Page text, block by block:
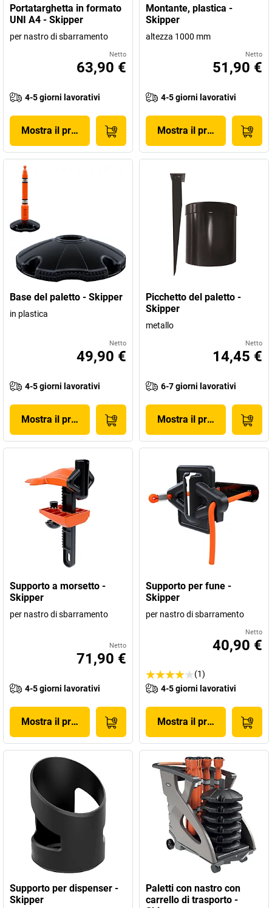
Portatarghetta in formato
UNI A4 - Skipper
per nastro di sbarramento
Netto
63,90 €
4-5 giorni lavorativi
Mostra il prodotto
Montante, plastica -
Skipper
altezza 1000 mm
Netto
51,90 €
4-5 giorni lavorativi
Mostra il prodotto
Base del paletto - Skipper
in plastica
Netto
49,90 €
4-5 giorni lavorativi
Mostra il prodotto
Picchetto del paletto -
Skipper
metallo
Netto
14,45 €
6-7 giorni lavorativi
Mostra il prodotto
Supporto a morsetto -
Skipper
per nastro di sbarramento
Netto
71,90 €
4-5 giorni lavorativi
Mostra il prodotto
Supporto per fune -
Skipper
per nastro di sbarramento
Netto
40,90 €
(1)
4-5 giorni lavorativi
Mostra il prodotto
Supporto per dispenser -
Skipper
Paletti con nastro con
carrello di trasporto -